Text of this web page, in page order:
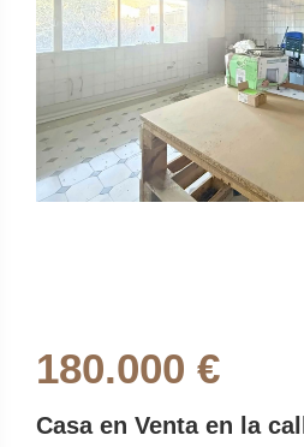
180.000 €
Casa en Venta en la